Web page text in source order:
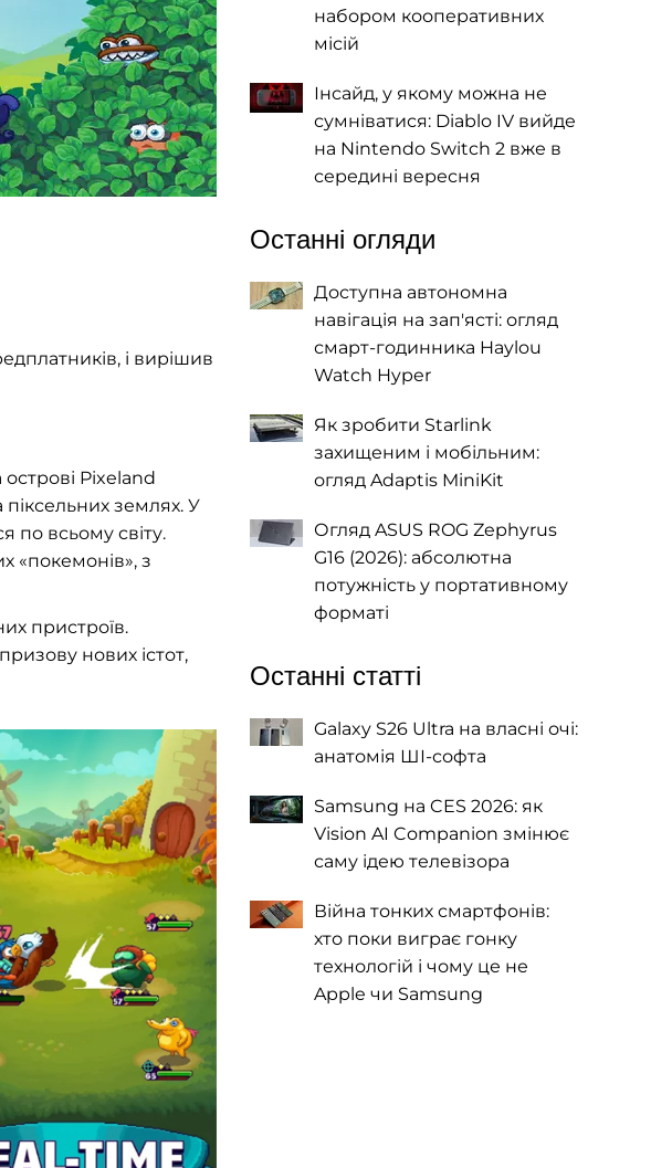
і вирішив
Pixeland
землях. У
по всьому світу.
«покемонів», з
пристроїв.
нових істот,
набором кооперативних
місій
Інсайд, у якому можна не
сумніватися: Diablo IV вийде
на Nintendo Switch 2 вже в
середині вересня
Останні огляди
Доступна автономна
навігація на зап'ясті: огляд
смарт-годинника Haylou
Watch Hyper
Як зробити Starlink
захищеним і мобільним:
огляд Adaptis MiniKit
Огляд ASUS ROG Zephyrus
G16 (2026): абсолютна
потужність у портативному
форматі
Останні статті
Galaxy S26 Ultra на власні очі:
анатомія ШІ-софта
Samsung на CES 2026: як
Vision AI Companion змінює
саму ідею телевізора
Війна тонких смартфонів:
хто поки виграє гонку
технологій і чому це не
Apple чи Samsung